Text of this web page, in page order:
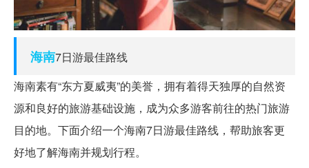
海南7日游最佳路线
海南素有“东方夏威夷”的美誉，拥有着得天独厚的自然资
源和良好的旅游基础设施，成为众多游客前往的热门旅游
目的地。下面介绍一个海南7日游最佳路线，帮助旅客更
好地了解海南并规划行程。